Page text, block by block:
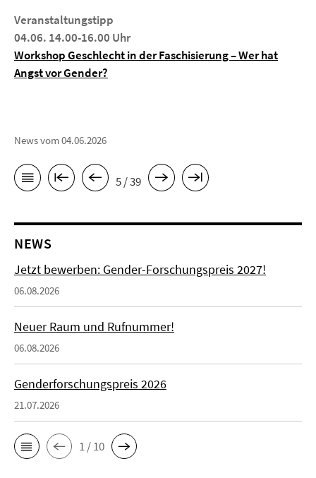
Veranstaltungstipp
04.06. 14.00-16.00 Uhr
Workshop Geschlecht in der Faschisierung – Wer hat
Angst vor Gender?
News vom 04.06.2026
5 / 39
NEWS
Jetzt bewerben: Gender-Forschungspreis 2027!
06.08.2026
Neuer Raum und Rufnummer!
06.08.2026
Genderforschungspreis 2026
21.07.2026
1 / 10